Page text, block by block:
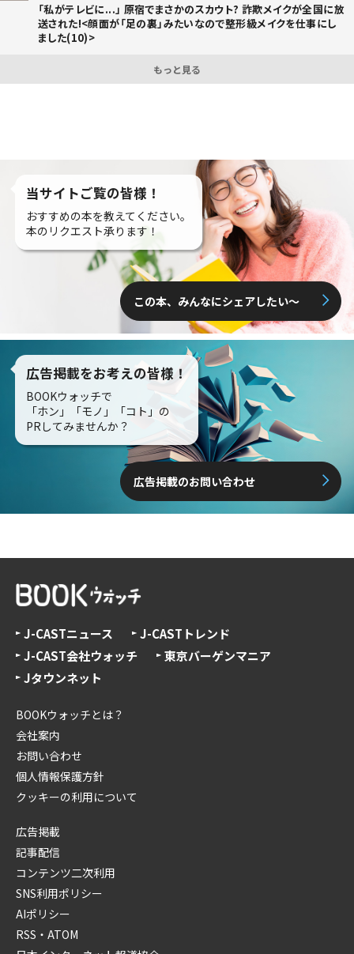
「私がテレビに...」 原宿でまさかのスカウト? 詐欺メイクが全国に放
送された!<顔面が「足の裏」みたいなので整形級メイクを仕事にし
ました(10)>
もっと見る
当サイトご覧の皆様！
おすすめの本を教えてください。
本のリクエスト承ります！
この本、みんなにシェアしたい〜
広告掲載をお考えの皆様！
BOOKウォッチで
「ホン」「モノ」「コト」の
PRしてみませんか？
広告掲載のお問い合わせ
J-CASTニュース
J-CASTトレンド
J-CAST会社ウォッチ
東京バーゲンマニア
Jタウンネット
BOOKウォッチとは？
会社案内
お問い合わせ
個人情報保護方針
クッキーの利用について
広告掲載
記事配信
コンテンツ二次利用
SNS利用ポリシー
AIポリシー
RSS・ATOM